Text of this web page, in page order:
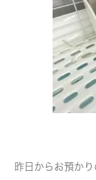
昨日からお預か